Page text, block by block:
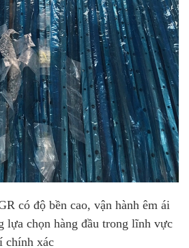
có độ bền cao, vận hành êm ái
lựa chọn hàng đầu trong lĩnh vực
chính xác